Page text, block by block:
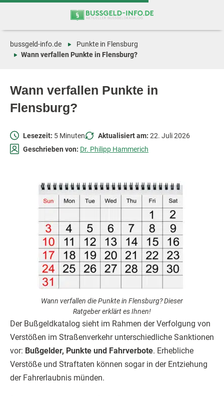
Zum
Zur
Wann verfallen Punkte in
Flensburg?
bussgeld-info.de
Punkte in Flensburg
Wann verfallen Punkte in Flensburg?
Lesezeit: 5 Minuten Aktualisiert am: 22. Juli 2026
Geschrieben von: Dr. Philipp Hammerich
Wann verfallen die Punkte in Flensburg? Dieser
Ratgeber erklärt es Ihnen!
Der Bußgeldkatalog sieht im Rahmen der Verfolgung von
Verstößen im Straßenverkehr unterschiedliche Sanktionen
vor: Bußgelder, Punkte und Fahrverbote. Erhebliche
Verstöße und Straftaten können sogar in der Entziehung
der Fahrerlaubnis münden.